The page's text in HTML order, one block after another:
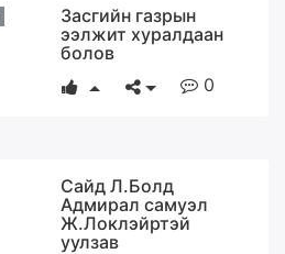
Засгийн газрын
ээлжит хуралдаан
болов
0
Сайд Л.Болд
Адмирал самуэл
Ж.Локлэйртэй
уулзав